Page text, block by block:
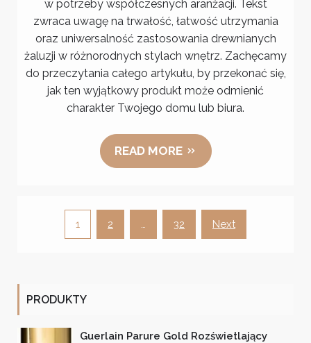
Twoim
wnętrzu
w potrzeby współczesnych aranżacji. Tekst
zwraca uwagę na trwałość, łatwość utrzymania
oraz uniwersalność zastosowania drewnianych
żaluzji w różnorodnych stylach wnętrz. Zachęcamy
do przeczytania całego artykułu, by przekonać się,
jak ten wyjątkowy produkt może odmienić
charakter Twojego domu lub biura.
READ MORE
Stronicowanie
wpisów
1 2 … 32 Next
PRODUKTY
Guerlain Parure Gold Rozświetlający